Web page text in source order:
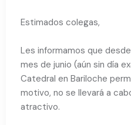
Estimados colegas,
Les informamos que
mes de junio (aún sin día
Catedral en Bariloche
motivo, no se llevará a
atractivo.